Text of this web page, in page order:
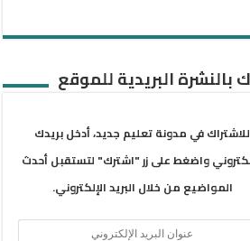
بالنشرة البريدية للموقع
للاشتراك في مدونة تعليم جديد، أدخل بريدك
واضغط على زر "اشترك" لتستقبل أحدث
المواضيع من خلال البريد الإلكتروني.